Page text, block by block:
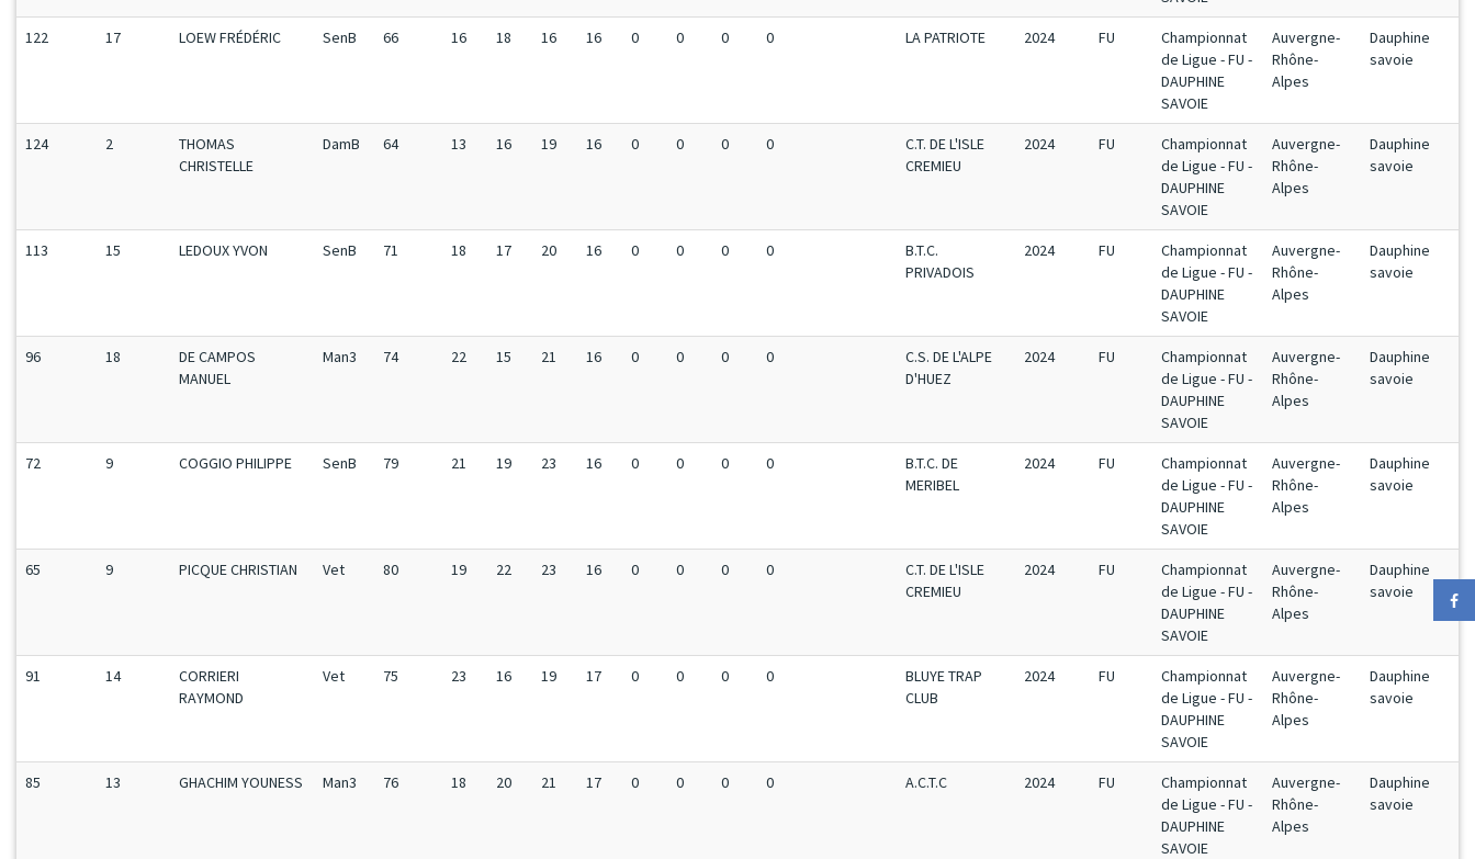
122 17 LOEW FRÉDÉRIC SenB 66 16 18 16 16 0 0 0 0 LA PATRIOTE 2024 FU
Championnat
de Ligue - FU -
DAUPHINE
SAVOIE
Auvergne-
Rhône-
Alpes
Dauphine
savoie
124 2
THOMAS
CHRISTELLE
DamB 64 13 16 19 16 0 0 0 0
C.T. DE L'ISLE
CREMIEU
2024 FU
Championnat
de Ligue - FU -
DAUPHINE
SAVOIE
Auvergne-
Rhône-
Alpes
Dauphine
savoie
113 15 LEDOUX YVON SenB 71 18 17 20 16 0 0 0 0
B.T.C.
PRIVADOIS
2024 FU
Championnat
de Ligue - FU -
DAUPHINE
SAVOIE
Auvergne-
Rhône-
Alpes
Dauphine
savoie
96 18
DE CAMPOS
MANUEL
Man3 74 22 15 21 16 0 0 0 0
C.S. DE L'ALPE
D'HUEZ
2024 FU
Championnat
de Ligue - FU -
DAUPHINE
SAVOIE
Auvergne-
Rhône-
Alpes
Dauphine
savoie
72 9 COGGIO PHILIPPE SenB 79 21 19 23 16 0 0 0 0
B.T.C. DE
MERIBEL
2024 FU
Championnat
de Ligue - FU -
DAUPHINE
SAVOIE
Auvergne-
Rhône-
Alpes
Dauphine
savoie
65 9 PICQUE CHRISTIAN Vet 80 19 22 23 16 0 0 0 0
C.T. DE L'ISLE
CREMIEU
2024 FU
Championnat
de Ligue - FU -
DAUPHINE
SAVOIE
Auvergne-
Rhône-
Alpes
Dauphine
savoie
91 14
CORRIERI
RAYMOND
Vet 75 23 16 19 17 0 0 0 0
BLUYE TRAP
CLUB
2024 FU
Championnat
de Ligue - FU -
DAUPHINE
SAVOIE
Auvergne-
Rhône-
Alpes
Dauphine
savoie
85 13 GHACHIM YOUNESS Man3 76 18 20 21 17 0 0 0 0 A.C.T.C 2024 FU
Championnat
de Ligue - FU -
DAUPHINE
SAVOIE
Auvergne-
Rhône-
Alpes
Dauphine
savoie